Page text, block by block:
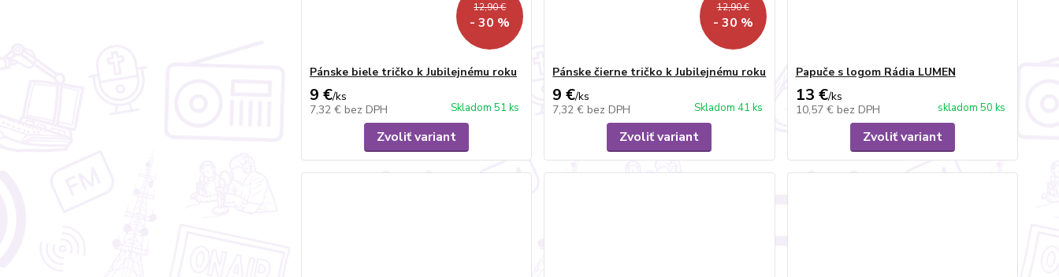
12,90 €
- 30 %
Pánske biele tričko k Jubilejnému roku
9 €/ks
7,32 € bez DPH Skladom 51 ks
Zvoliť variant
12,90 €
- 30 %
Pánske čierne tričko k Jubilejnému roku
9 €/ks
7,32 € bez DPH Skladom 41 ks
Zvoliť variant
Papuče s logom Rádia LUMEN
13 €/ks
10,57 € bez DPH skladom 50 ks
Zvoliť variant